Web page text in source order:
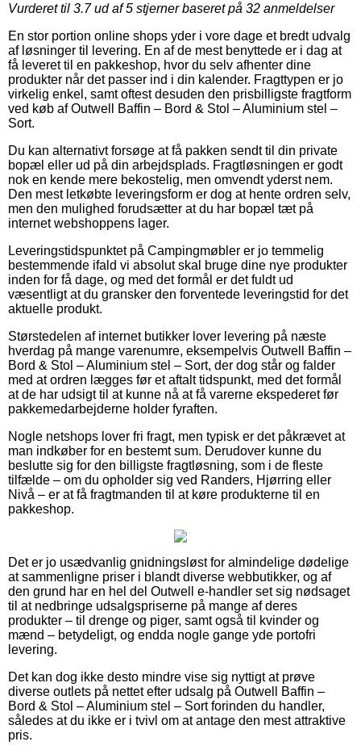
Vurderet til 3.7ud af 5 stjerner baseret på 32 anmeldelser
En stor portion online shops yder i vore dage et bredt udvalg
af løsninger til levering. En af de mest benyttede er i dag at
få leveret til en pakkeshop, hvor du selv afhenter dine
produkter når det passer ind i din kalender. Fragttypen er jo
virkelig enkel, samt oftest desuden den prisbilligste fragtform
ved køb af Outwell Baffin – Bord & Stol – Aluminium stel –
Sort.
Du kan alternativt forsøge at få pakken sendt til din private
bopæl eller ud på din arbejdsplads. Fragtløsningen er godt
nok en kende mere bekostelig, men omvendt yderst nem.
Den mest letkøbte leveringsform er dog at hente ordren selv,
men den mulighed forudsætter at du har bopæl tæt på
internet webshoppens lager.
Leveringstidspunktet på Campingmøbler er jo temmelig
bestemmende ifald vi absolut skal bruge dine nye produkter
inden for få dage, og med det formål er det fuldt ud
væsentligt at du gransker den forventede leveringstid for det
aktuelle produkt.
Størstedelen af internet butikker lover levering på næste
hverdag på mange varenumre, eksempelvis Outwell Baffin –
Bord & Stol – Aluminium stel – Sort, der dog står og falder
med at ordren lægges før et aftalt tidspunkt, med det formål
at de har udsigt til at kunne nå at få varerne ekspederet før
pakkemedarbejderne holder fyraften.
Nogle netshops lover fri fragt, men typisk er det påkrævet at
man indkøber for en bestemt sum. Derudover kunne du
beslutte sig for den billigste fragtløsning, som i de fleste
tilfælde – om du opholder sig ved Randers, Hjørring eller
Nivå – er at få fragtmanden til at køre produkterne til en
pakkeshop.
Det er jo usædvanlig gnidningsløst for almindelige dødelige
at sammenligne priser i blandt diverse webbutikker, og af
den grund har en hel del Outwell e-handler set sig nødsaget
til at nedbringe udsalgspriserne på mange af deres
produkter – til drenge og piger, samt også til kvinder og
mænd – betydeligt, og endda nogle gange yde portofri
levering.
Det kan dog ikke desto mindre vise sig nyttigt at prøve
diverse outlets på nettet efter udsalg på Outwell Baffin –
Bord & Stol – Aluminium stel – Sort forinden du handler,
således at du ikke er i tvivl om at antage den mest attraktive
pris.